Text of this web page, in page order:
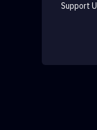
Support